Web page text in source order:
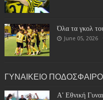
Όλα τα γκολ
June 05, 2026
ΓΥΝΑΙΚΕΙΟ ΠΟΔΟΣΦΑΙΡΟ
Α' Εθνική